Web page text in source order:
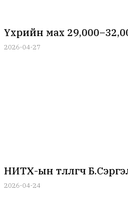
Үхрийн мах
2026-04-27
НИТХ-ын төлөөлөгч
2026-04-24